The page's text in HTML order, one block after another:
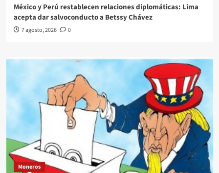
México y Perú restablecen relaciones diplomáticas: Lima
acepta dar salvoconducto a Betssy Chávez
7 agosto, 2026 0
Moneros